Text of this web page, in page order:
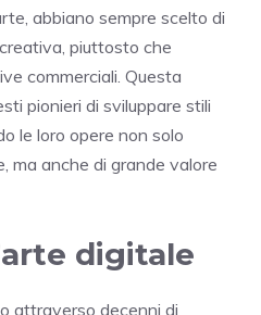
abbiano sempre scelto di
piuttosto che
commerciali. Questa
pionieri di sviluppare stili
le loro opere non solo
ma anche di grande valore
digitale
attraverso decenni di